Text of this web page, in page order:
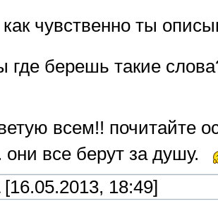
чувственно ты
где берешь такие
всем!! почитайте
они все берут за душу.
[16.05.2013, 18:49]